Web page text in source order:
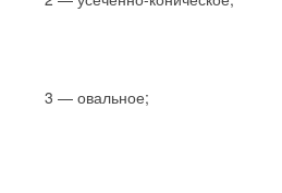
3 — овальное;